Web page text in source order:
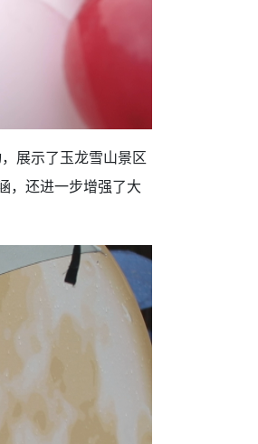
展示了玉龙雪山景区
，还进一步增强了大